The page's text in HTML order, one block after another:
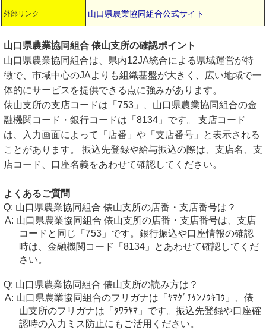
外部リンク 山口県農業協同組合公式サイト
山口県農業協同組合 俵山支所の確認ポイント
山口県農業協同組合は、県内12JA統合による県域運営が特
徴で、市域中心のJAよりも組織基盤が大きく、広い地域で一
体的にサービスを提供できる点に強みがあります。
俵山支所の支店コードは「753」、山口県農業協同組合の金
融機関コード・銀行コードは「8134」です。 支店コード
は、入力画面によって「店番」や「支店番号」と表示される
ことがあります。 振込先登録や給与振込の際は、支店名、支
店コード、口座名義をあわせて確認してください。
よくあるご質問
山口県農業協同組合 俵山支所の店番・支店番号は？
山口県農業協同組合 俵山支所の店番・支店番号は、支店
コードと同じ「753」です。銀行振込や口座情報の確認
時は、金融機関コード「8134」とあわせて確認してくだ
さい。
山口県農業協同組合 俵山支所の読み方は？
山口県農業協同組合のフリガナは「ﾔﾏｸﾞﾁｹﾝﾉｳｷﾖｳ」、俵
山支所のフリガナは「ﾀﾜﾗﾔﾏ」です。振込先登録や口座確
認時の入力ミス防止にもご活用ください。